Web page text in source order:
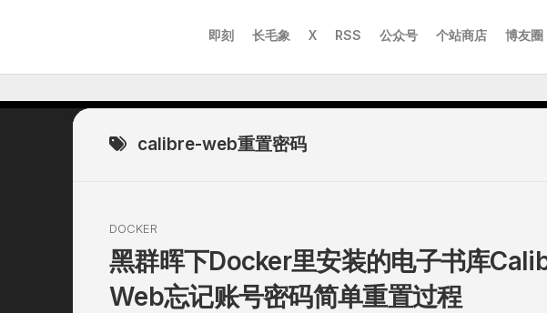
即刻 长毛象 X RSS 公众号 个站商店 博友圈
calibre-web重置密码
DOCKER
黑群晖下Docker里安装的电子书库
Web忘记账号密码简单重置过程